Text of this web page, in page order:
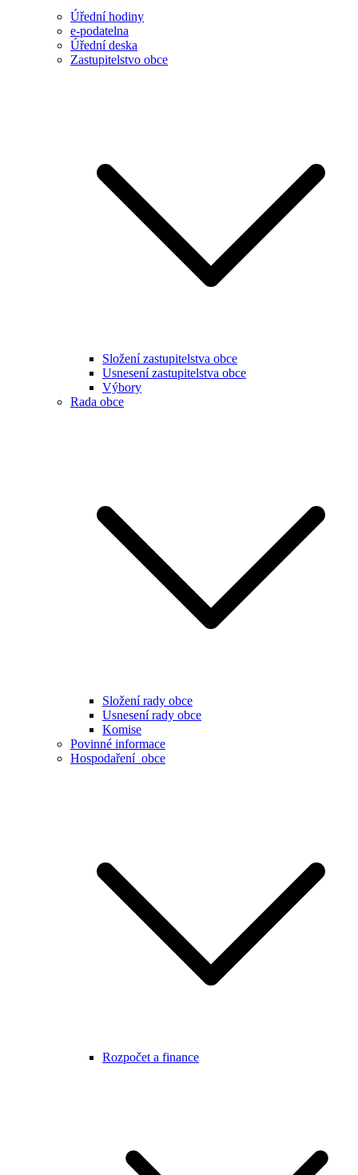
Úřední hodiny
e-podatelna
Úřední deska
Zastupitelstvo obce
Složení zastupitelstva obce
Usnesení zastupitelstva obce
Výbory
Rada obce
Složení rady obce
Usnesení rady obce
Komise
Povinné informace
Hospodaření obce
Rozpočet a finance